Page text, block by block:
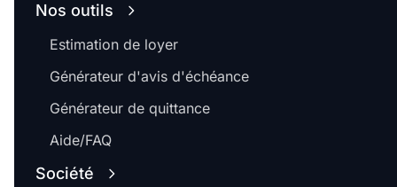
Nos outils
Estimation de loyer
Générateur d'avis d'échéance
Générateur de quittance
Aide/FAQ
Société